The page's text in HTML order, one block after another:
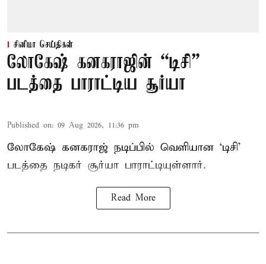
சினிமா செய்திகள்
லோகேஷ் கனகராஜின் “டிசி”
படத்தை பாராட்டிய சூர்யா
Published on: 09 Aug 2026, 11:36 pm
லோகேஷ் கனகராஜ் நடிப்பில் வெளியான ‘டிசி’
படத்தை நடிகர் சூர்யா பாராட்டியுள்ளார்.
Read More